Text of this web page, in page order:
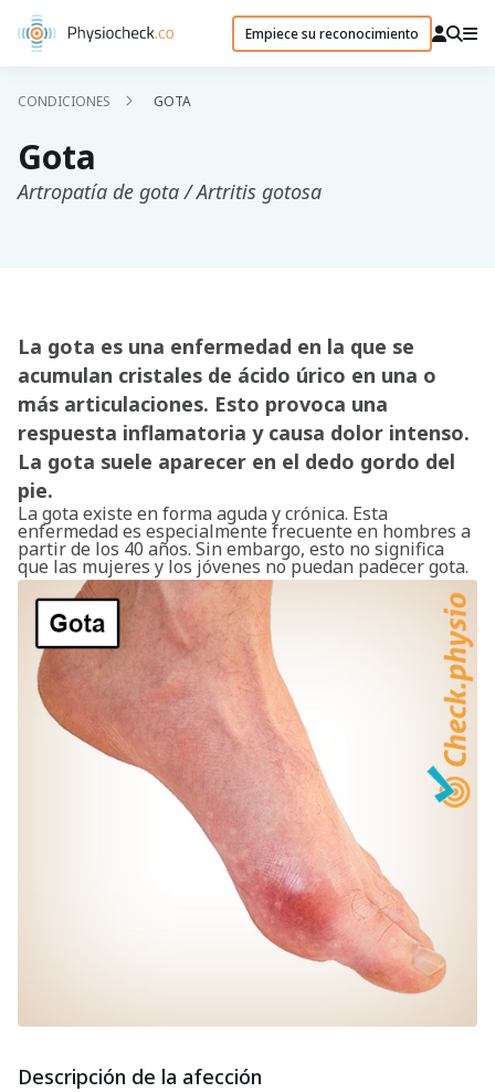
Empiece su reconocimiento
CONDICIONES GOTA
Gota
Artropatía de gota / Artritis gotosa
La gota es una enfermedad en la que se
acumulan cristales de ácido úrico en una o
más articulaciones. Esto provoca una
respuesta inflamatoria y causa dolor intenso.
La gota suele aparecer en el dedo gordo del
pie.
La gota existe en forma aguda y crónica. Esta
enfermedad es especialmente frecuente en hombres a
partir de los 40 años. Sin embargo, esto no significa
que las mujeres y los jóvenes no puedan padecer gota.
Descripción de la afección